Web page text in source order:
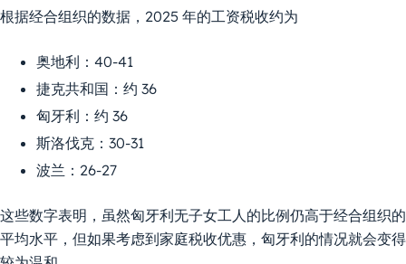
根据经合组织的数据，2025 年的工资税收约为
奥地利：40-41
捷克共和国：约 36
匈牙利：约 36
斯洛伐克：30-31
波兰：26-27
这些数字表明，虽然匈牙利无子女工人的比例仍高于经合组织的
平均水平，但如果考虑到家庭税收优惠，匈牙利的情况就会变得